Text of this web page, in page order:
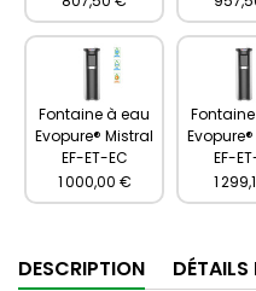
Fontaine à eau
Evopure® Mistral
EF-ET-EC
1 000,00 €
EF-
1
DESCRIPTION